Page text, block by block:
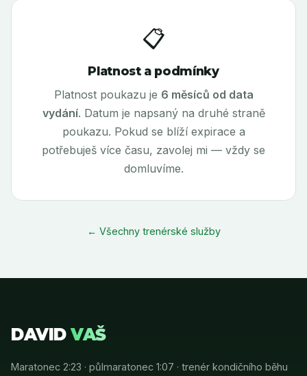
📋
Platnost a podmínky
Platnost poukazu je 6 měsíců od data
vydání. Datum je napsaný na druhé straně
poukazu. Pokud se blíží expirace a
potřebuješ více času, zavolej mi — vždy se
domluvíme.
← Všechny trenérské služby
DAVIDVAŠ
Maratonec 2:23 · půlmaratonec 1:07 · trenér kondičního běhu